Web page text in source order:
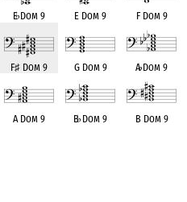
E♭Dom 9 E Dom 9 F Dom 9
F♯ Dom 9 G Dom 9 A♭Dom 9
A Dom 9 B♭Dom 9 B Dom 9